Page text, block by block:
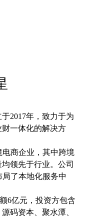
2017年，致力于为
一体化的解决方
电商企业，其中跨境
领先于行业。公司
了本地化服务中
6亿元，投资方包含
码资本、聚水潭、